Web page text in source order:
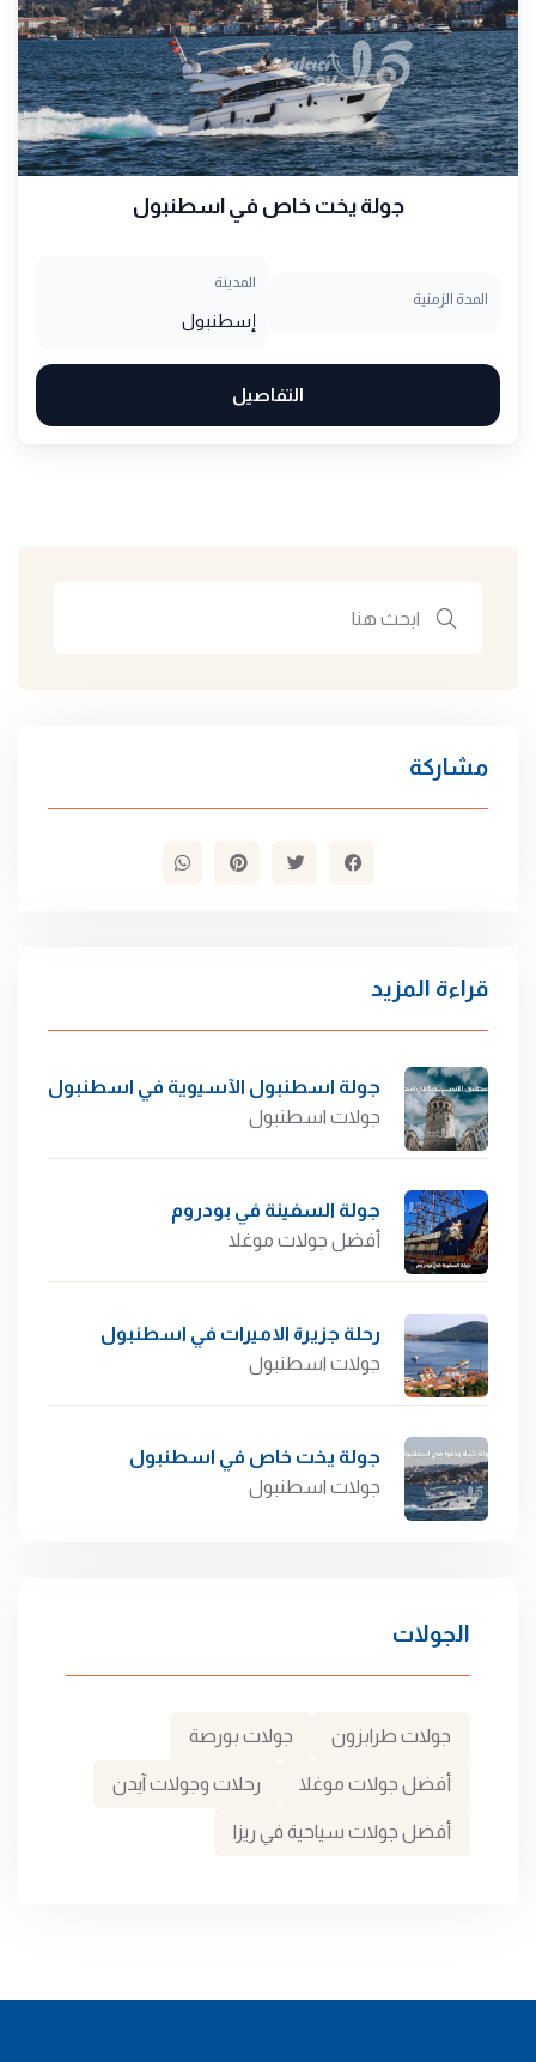
جولة يخت خاص في اسطنبول
المدة الزمنية
المدينة
إسطنبول
التفاصيل
مشاركة
قراءة المزيد
جولة اسطنبول الآسيوية في اسطنبول
جولات اسطنبول
جولة السفينة في بودروم
أفضل جولات موغلا
رحلة جزيرة الاميرات في اسطنبول
جولات اسطنبول
جولة يخت خاص في اسطنبول
جولات اسطنبول
الجولات
جولات طرابزون جولات بورصة
أفضل جولات موغلا رحلات وجولات آيدن
أفضل جولات سياحية في ريزا